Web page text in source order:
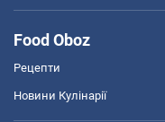
Food Oboz
Рецепти
Новини Кулінарії